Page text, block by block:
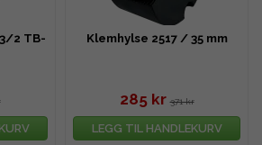
2 TB-
Klemhylse 2517 / 35 mm
285 kr 371 kr
LEGG TIL HANDLEKURV